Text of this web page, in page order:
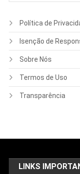
Política de
Isenção de
Sobre Nós
Termos de Uso
Transparência
LINKS